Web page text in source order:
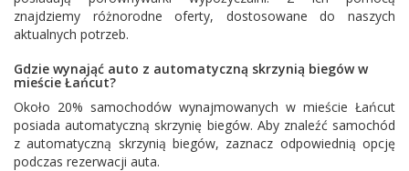
znajdziemy różnorodne oferty, dostosowane do naszych
aktualnych potrzeb.
Gdzie wynająć auto z automatyczną skrzynią biegów w
mieście Łańcut?
Około 20% samochodów wynajmowanych w mieście Łańcut
posiada automatyczną skrzynię biegów. Aby znaleźć samochód
z automatyczną skrzynią biegów, zaznacz odpowiednią opcję
podczas rezerwacji auta.